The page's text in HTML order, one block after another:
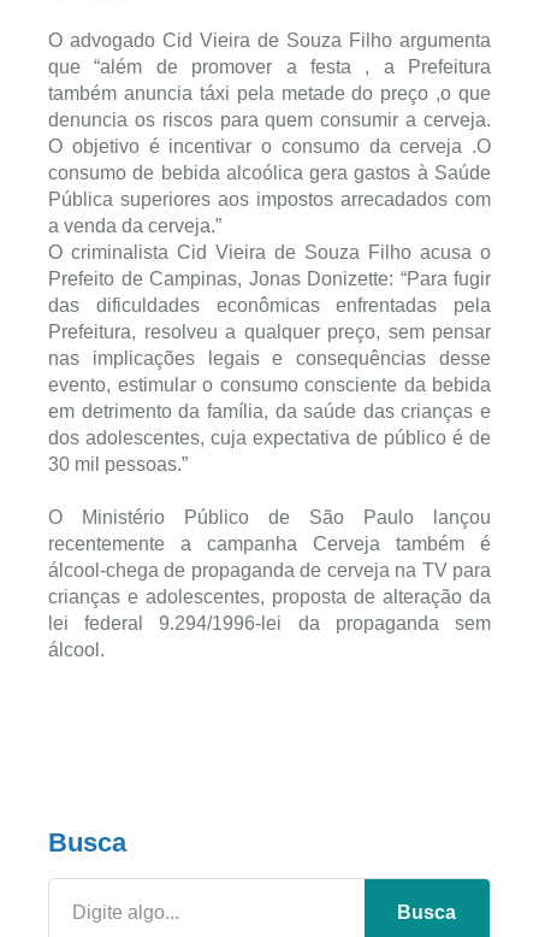
O advogado Cid Vieira de Souza Filho argumenta
que “além de promover a festa , a Prefeitura
também anuncia táxi pela metade do preço ,o que
denuncia os riscos para quem consumir a cerveja.
O objetivo é incentivar o consumo da cerveja .O
consumo de bebida alcoólica gera gastos à Saúde
Pública superiores aos impostos arrecadados com
a venda da cerveja.”
O criminalista Cid Vieira de Souza Filho acusa o
Prefeito de Campinas, Jonas Donizette: “Para fugir
das dificuldades econômicas enfrentadas pela
Prefeitura, resolveu a qualquer preço, sem pensar
nas implicações legais e consequências desse
evento, estimular o consumo consciente da bebida
em detrimento da família, da saúde das crianças e
dos adolescentes, cuja expectativa de público é de
30 mil pessoas.”
O Ministério Público de São Paulo lançou
recentemente a campanha Cerveja também é
álcool-chega de propaganda de cerveja na TV para
crianças e adolescentes, proposta de alteração da
lei federal 9.294/1996-lei da propaganda sem
álcool.
Busca
Busca